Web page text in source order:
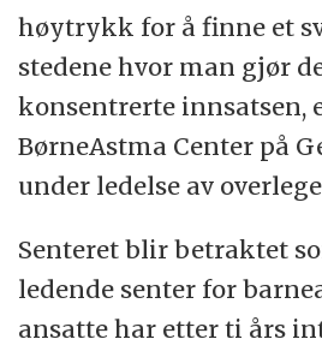
høytrykk for å finne et
stedene hvor man gjør
konsentrerte innsatsen,
BørneAstma Center på
under ledelse av
Senteret blir betraktet
ledende senter for
ansatte har etter ti års